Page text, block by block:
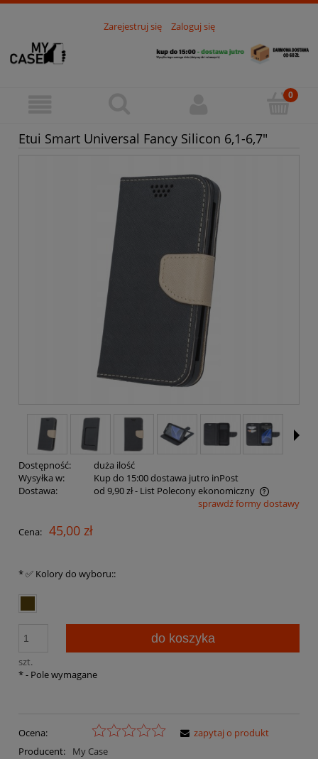
Zarejestruj się Zaloguj się
Etui Smart Universal Fancy Silicon 6,1-6,7"
Dostępność:
duża ilość
Wysyłka w:
Kup do 15:00 dostawa jutro inPost
Dostawa:
od 9,90 zł- List Polecony ekonomiczny
Cena nie zawiera ewentualnych kosztów płatnościsprawdź formy dostawy
Cena: 45,00 zł
*✅ Kolory do wyboru::
szt.
do koszyka
*- Pole wymagane
Ocena:
Producent:
My Case
zapytaj o produkt